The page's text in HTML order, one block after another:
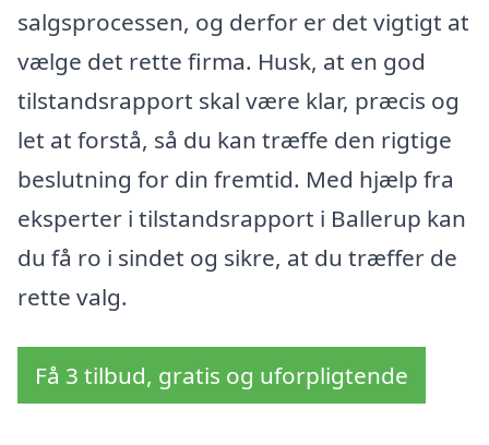
salgsprocessen, og derfor er det vigtigt at
vælge det rette firma. Husk, at en god
tilstandsrapport skal være klar, præcis og
let at forstå, så du kan træffe den rigtige
beslutning for din fremtid. Med hjælp fra
eksperter i tilstandsrapport i Ballerup kan
du få ro i sindet og sikre, at du træffer de
rette valg.
Få 3 tilbud, gratis og uforpligtende